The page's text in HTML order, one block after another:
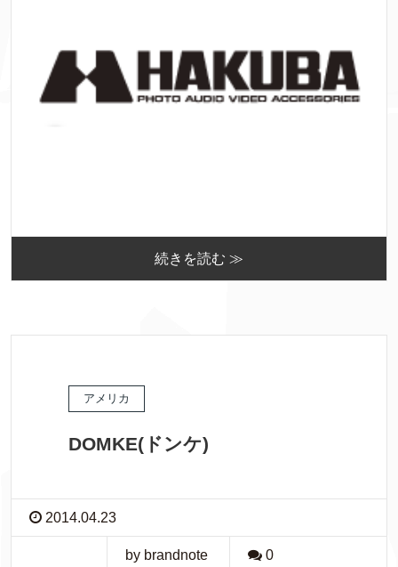
続きを読む ≫
アメリカ
DOMKE(ドンケ)
2014.04.23
by brandnote 0